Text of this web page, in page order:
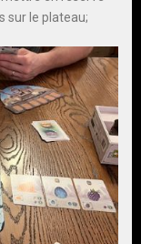
sur le plateau;